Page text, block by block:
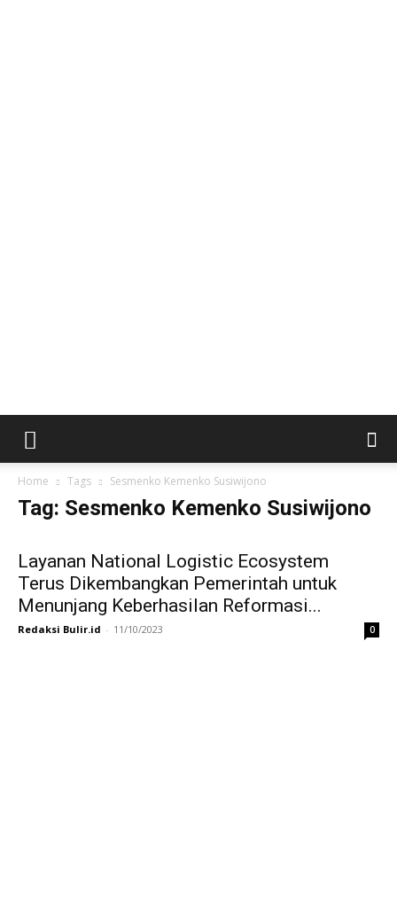
Home Tags Sesmenko Kemenko Susiwijono
Tag: Sesmenko Kemenko Susiwijono
Layanan National Logistic Ecosystem
Terus Dikembangkan Pemerintah untuk
Menunjang Keberhasilan Reformasi...
Redaksi Bulir.id - 11/10/2023 0